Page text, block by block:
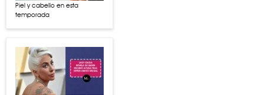
Piel y cabello en esta
temporada